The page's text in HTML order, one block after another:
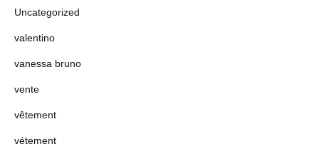
Uncategorized
valentino
vanessa bruno
vente
vêtement
vétement